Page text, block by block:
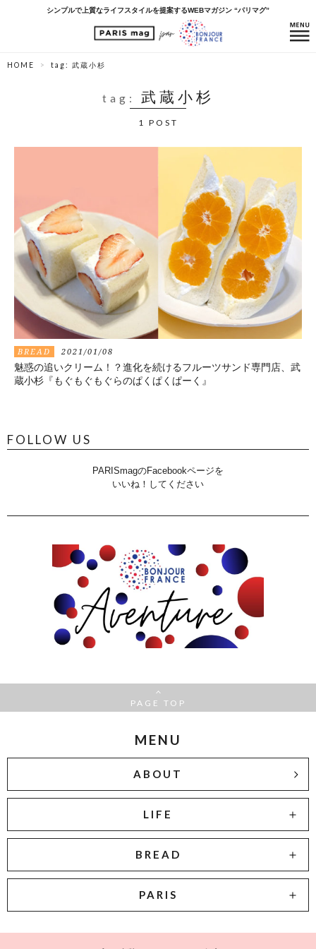
シンプルで上質なライフスタイルを提案するWEBマガジン “パリマグ”
HOME tag: 武蔵小杉
tag: 武蔵小杉
1 POST
BREAD 2021/01/08
魅惑の追いクリーム！？進化を続けるフルーツサンド専門店、武
蔵小杉『もぐもぐもぐらのぱくぱくぱーく』
FOLLOW US
PARISmagのFacebookページを
いいね！してください
PAGE TOP
MENU
ABOUT
LIFE
BREAD
PARIS